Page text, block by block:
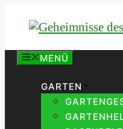
Inhalt
MENÜ
GARTEN